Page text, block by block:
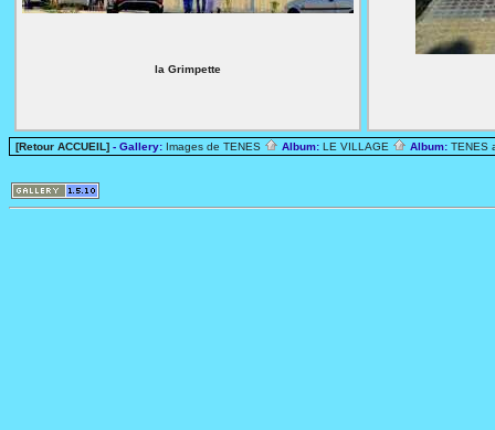
la Grimpette
[Retour ACCUEIL] - Gallery: Images de TENES Album: LE VILLAGE Album: TENES